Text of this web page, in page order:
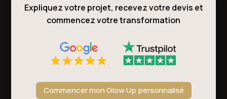
Expliquez votre projet, recevez votre devis et
commencez votre transformation
Commencer mon Glow Up personnalisé